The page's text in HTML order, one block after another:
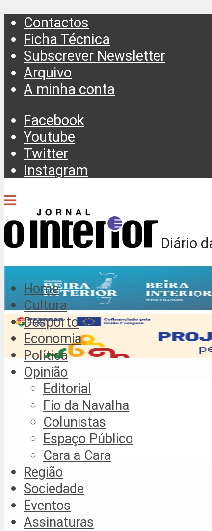
Contactos
Ficha Técnica
Subscrever Newsletter
Arquivo
A minha conta
Facebook
Youtube
Twitter
Instagram
Diário
Home
Cultura
Desporto
Economia
Política
Opinião
Editorial
Fio da Navalha
Colunistas
Espaço Público
Cara a Cara
Região
Sociedade
Eventos
Assinaturas